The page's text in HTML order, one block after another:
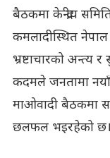
बैठकमा केन्द्रीय
कमलादीस्थित नेपाल
भ्रष्टाचारको अन्त्य
कदमले जनतामा
माओवादी बैठकमा
छलफल भइरहेको छ।